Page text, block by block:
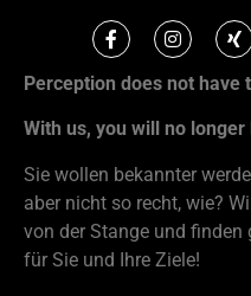
Perception does not have
With us, you will no
Sie wollen bekannter
aber nicht so recht, wie?
von der Stange und finden
für Sie und Ihre Ziele!